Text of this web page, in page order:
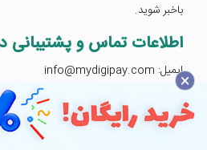
باخبر شوید.
اطلاعات تماس و
ایمیل: info@mydigipay.com
تلفن: 95118787 - 021
×